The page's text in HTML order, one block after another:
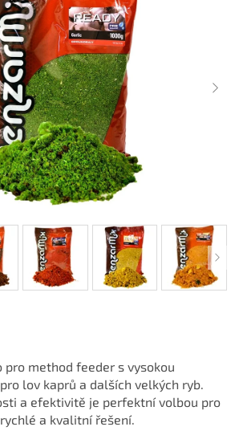
pro method feeder s vysokou
lov kaprů a dalších velkých ryb.
a efektivitě je perfektní volbou pro
a kvalitní řešení.